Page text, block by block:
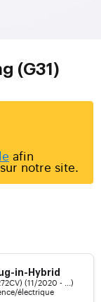
(G31)
afin
notre site.
in-Hybrid
(11/2020 - ...)
électrique